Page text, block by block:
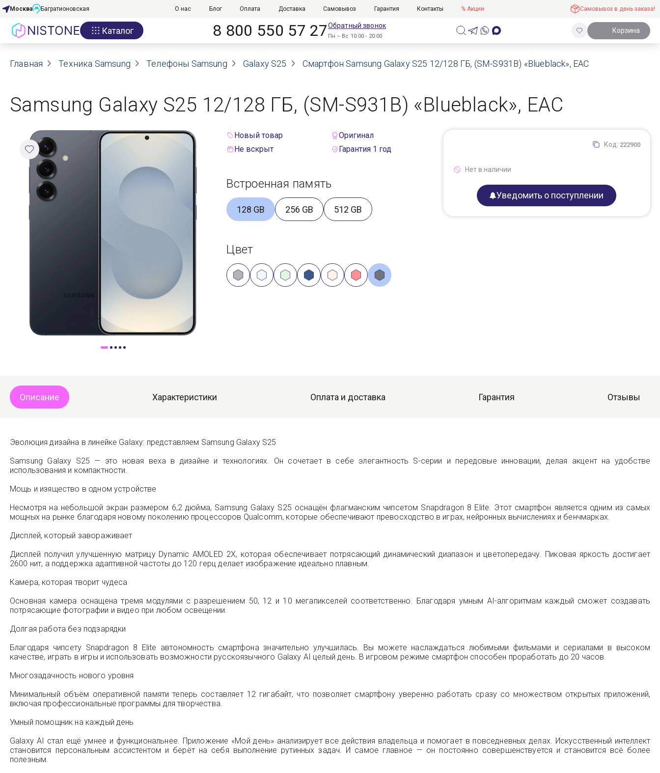
Акции
О нас
Договор оферты
Реквизиты
Контакты
Гарантия
Москва Багратионовская О нас Блог Оплата Доставка Самовывоз Гарантия Контакты % Акции Самовывоз в день заказа!
Каталог 8 800 550 57 27Обратный звонок
Пн – Вс 10:00 - 20:00
Корзина
Главная Техника Samsung Телефоны Samsung Galaxy S25 Смартфон Samsung Galaxy S25 12/128 ГБ, (SM-S931B) «Blueblack», ЕАС
Samsung Galaxy S25 12/128 ГБ, (SM-S931B) «Blueblack», ЕАС
Новый товар
Оригинал
Не вскрыт
Гарантия 1 год
Встроенная память
128 GB 256 GB 512 GB
Цвет
Код: 222900
Нет в наличии
Уведомить о поступлении
Описание Характеристики Оплата и доставка Гарантия Отзывы
Эволюция дизайна в линейке Galaxy: представляем Samsung Galaxy S25
Samsung Galaxy S25 — это новая веха в дизайне и технологиях. Он сочетает в себе элегантность S-серии и передовые инновации, делая акцент на удобстве
использования и компактности.
Мощь и изящество в одном устройстве
Несмотря на небольшой экран размером 6,2 дюйма, Samsung Galaxy S25 оснащён флагманским чипсетом Snapdragon 8 Elite. Этот смартфон является одним из самых
мощных на рынке благодаря новому поколению процессоров Qualcomm, которые обеспечивают превосходство в играх, нейронных вычислениях и бенчмарках.
Дисплей, который завораживает
Дисплей получил улучшенную матрицу Dynamic AMOLED 2X, которая обеспечивает потрясающий динамический диапазон и цветопередачу. Пиковая яркость достигает
2600 нит, а поддержка адаптивной частоты до 120 герц делает изображение идеально плавным.
Камера, которая творит чудеса
Основная камера оснащена тремя модулями с разрешением 50, 12 и 10 мегапикселей соответственно. Благодаря умным AI-алгоритмам каждый сможет создавать
потрясающие фотографии и видео при любом освещении.
Долгая работа без подзарядки
Благодаря чипсету Snapdragon 8 Elite автономность смартфона значительно улучшилась. Вы можете наслаждаться любимыми фильмами и сериалами в высоком
качестве, играть в игры и использовать возможности русскоязычного Galaxy AI целый день. В игровом режиме смартфон способен проработать до 20 часов.
Многозадачность нового уровня
Минимальный объём оперативной памяти теперь составляет 12 гигабайт, что позволяет смартфону уверенно работать сразу со множеством открытых приложений,
включая профессиональные программы для творчества.
Умный помощник на каждый день
Galaxy AI стал ещё умнее и функциональнее. Приложение «Мой день» анализирует все действия владельца и помогает в повседневных делах. Искусственный интеллект
становится персональным ассистентом и берёт на себя выполнение рутинных задач. И самое главное — он постоянно совершенствуется и становится всё более
полезным.